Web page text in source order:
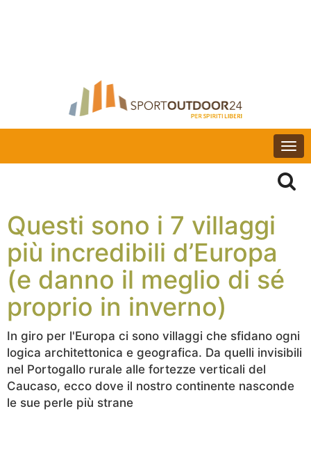
Questi sono i 7 villaggi
più incredibili d’Europa
(e danno il meglio di sé
proprio in inverno)
In giro per l'Europa ci sono villaggi che sfidano ogni
logica architettonica e geografica. Da quelli invisibili
nel Portogallo rurale alle fortezze verticali del
Caucaso, ecco dove il nostro continente nasconde
le sue perle più strane